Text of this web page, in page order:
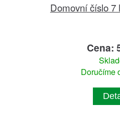
Domovní číslo 7
Cena:
Doručíme